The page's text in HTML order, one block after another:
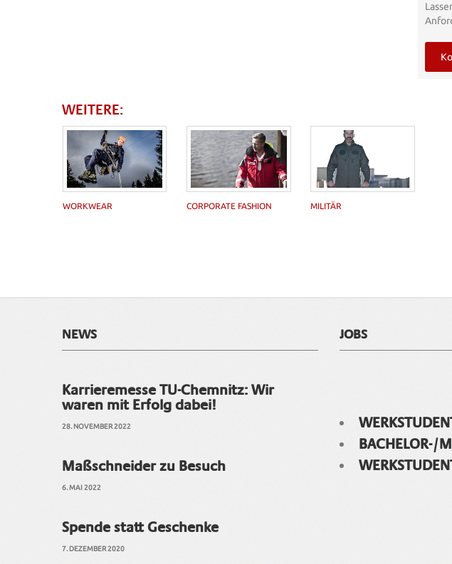
WEITERE:
WORKWEAR CORPORATE FASHION MILITÄR
NEWS
Karrieremesse TU-Chemnitz: Wir
waren mit Erfolg dabei!
28. NOVEMBER 2022
Maßschneider zu Besuch
6. MAI 2022
Spende statt Geschenke
7. DEZEMBER 2020
JOBS
BACHELOR-/